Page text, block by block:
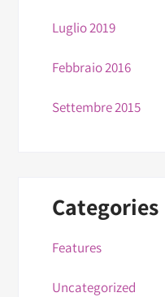
Luglio 2019
Febbraio 2016
Settembre 2015
Categories
Features
Uncategorized